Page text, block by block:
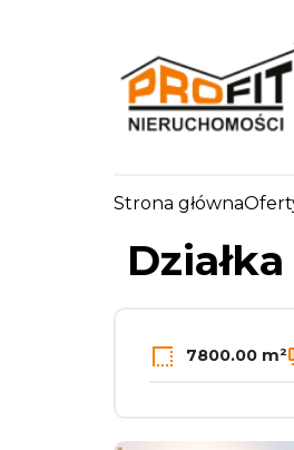
Strona główna
strona.glowna Oferty
7800.00 m²